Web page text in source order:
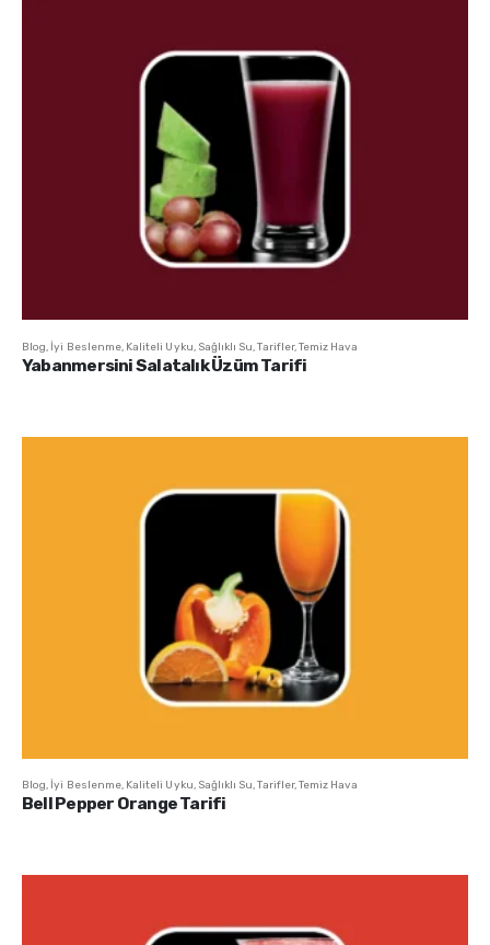
Blog, İyi Beslenme, Kaliteli Uyku, Sağlıklı Su,Tarifler,Temiz Hava
Yabanmersini Salatalık Üzüm Tarifi
Blog, İyi Beslenme, Kaliteli Uyku, Sağlıklı Su,Tarifler,Temiz Hava
Bell Pepper Orange Tarifi